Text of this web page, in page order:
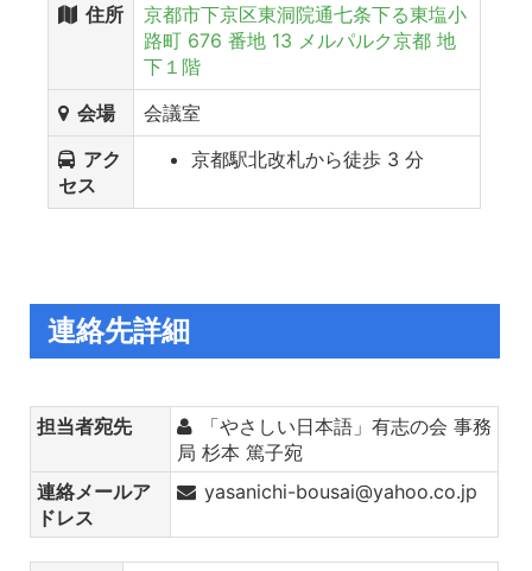
住所
京都市下京区東洞院通七条下る東塩小
路町 676 番地 13 メルパルク京都 地
下１階
会場
会議室
アク
セス
京都駅北改札から徒歩 3 分
連絡先詳細
担当者宛先
「やさしい日本語」有志の会 事務
局 杉本 篤子宛
連絡メールア
ドレス
yasanichi-bousai@yahoo.co.jp